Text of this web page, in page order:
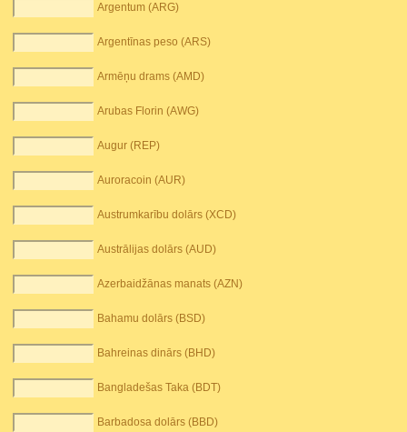
Argentum (ARG)
Argentīnas peso (ARS)
Armēņu drams (AMD)
Arubas Florin (AWG)
Augur (REP)
Auroracoin (AUR)
Austrumkarību dolārs (XCD)
Austrālijas dolārs (AUD)
Azerbaidžānas manats (AZN)
Bahamu dolārs (BSD)
Bahreinas dinārs (BHD)
Bangladešas Taka (BDT)
Barbadosa dolārs (BBD)